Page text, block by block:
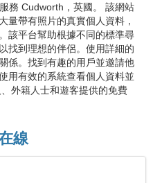
務 Cudworth，英國。 該網站
量帶有照片的真實個人資料，
該平台幫助根據不同的標準尋
找到理想的伴侶。使用詳細的
係。找到有趣的用戶並邀請他
用有效的系統查看個人資料並
外籍人士和遊客提供的免費
線